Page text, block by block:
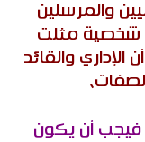
والمرسلين
شخصية مثلت
الإداري والقائد
فيجب أن يكون